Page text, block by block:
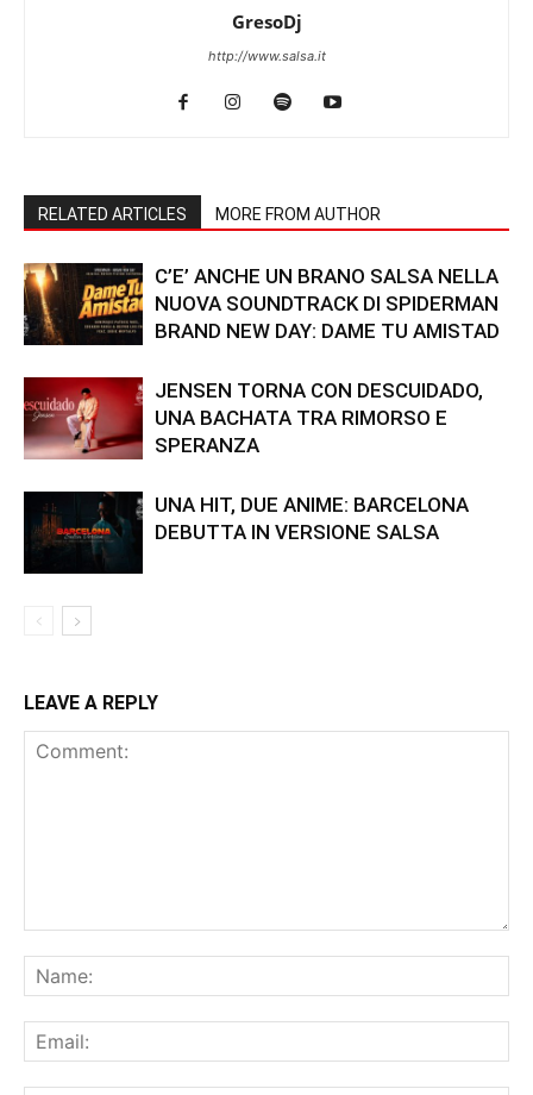
GresoDj
http://www.salsa.it
RELATED ARTICLES MORE FROM AUTHOR
C’E’ ANCHE UN BRANO SALSA NELLA
NUOVA SOUNDTRACK DI SPIDERMAN
BRAND NEW DAY: DAME TU AMISTAD
JENSEN TORNA CON DESCUIDADO,
UNA BACHATA TRA RIMORSO E
SPERANZA
UNA HIT, DUE ANIME: BARCELONA
DEBUTTA IN VERSIONE SALSA
LEAVE A REPLY